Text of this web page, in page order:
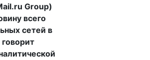
Group)
всего
сетей в